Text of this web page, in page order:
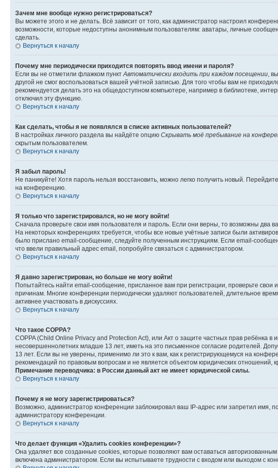
Зачем мне вообще нужно регистрироваться?
Вы можете этого и не делать. Всё зависит от того, как администратор настроил
возможности, которые недоступны анонимным пользователям: аватары, личные
сделать.
Вернуться к началу
Почему мне периодически приходится повторять ввод имени и пароля?
Если вы не отметили флажком пункт Автоматически входить при каждом посещении ,
другой не смог воспользоваться вашей учётной записью. Для того чтобы вам не
рекомендуется делать это на общедоступном компьютере, например в библиотеке,
отключил эту функцию.
Вернуться к началу
Как сделать, чтобы я не появлялся в списке активных пользователей?
В настройках личного раздела вы найдёте опцию Скрывать моё пребывание на
скрытым пользователем.
Вернуться к началу
Я забыл пароль!
Не паникуйте! Хотя пароль нельзя восстановить, можно легко получить новый.
на конференцию.
Вернуться к началу
Я только что зарегистрировался, но не могу войти!
Сначала проверьте свои имя пользователя и пароль. Если они верны, то возможны два
На некоторых конференциях требуется, чтобы все новые учётные записи были
было прислано email-сообщение, следуйте полученным инструкциям. Если email-
что ввели правильный адрес email, попробуйте связаться с администратором.
Вернуться к началу
Я давно зарегистрирован, но больше не могу войти!
Попытайтесь найти email-сообщение, присланное вам при регистрации, проверьте
причинам. Многие конференции периодически удаляют пользователей, длительное
активнее участвовать в дискуссиях.
Вернуться к началу
Что такое COPPA?
COPPA (Child Online Privacy and Protection Act), или Акт о защите частных прав ребёнка
несовершеннолетних младше 13 лет, иметь на это письменное согласие родителей.
13 лет. Если вы не уверены, применимо ли это к вам, как к регистрирующемуся на
рекомендаций по правовым вопросам и не является объектом юридических отношений,
Примечание переводчика: в России данный акт не имеет юридической силы.
Вернуться к началу
Почему я не могу зарегистрироваться?
Возможно, администратор конференции заблокировал ваш IP-адрес или запретил имя,
администратору конференции.
Вернуться к началу
Что делает функция «Удалить cookies конференции»?
Она удаляет все созданные cookies, которые позволяют вам оставаться
включена администратором. Если вы испытываете трудности с входом или выходом с